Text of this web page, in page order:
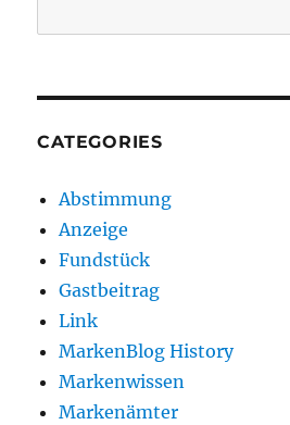
CATEGORIES
Abstimmung
Anzeige
Fundstück
Gastbeitrag
Link
MarkenBlog History
Markenwissen
Markenämter